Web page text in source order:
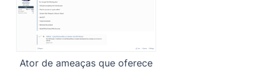
Ator de ameaças que oferece